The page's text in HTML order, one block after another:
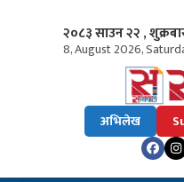
२०८३ साउन २२ ,
8, August 2026,
अभिलेख